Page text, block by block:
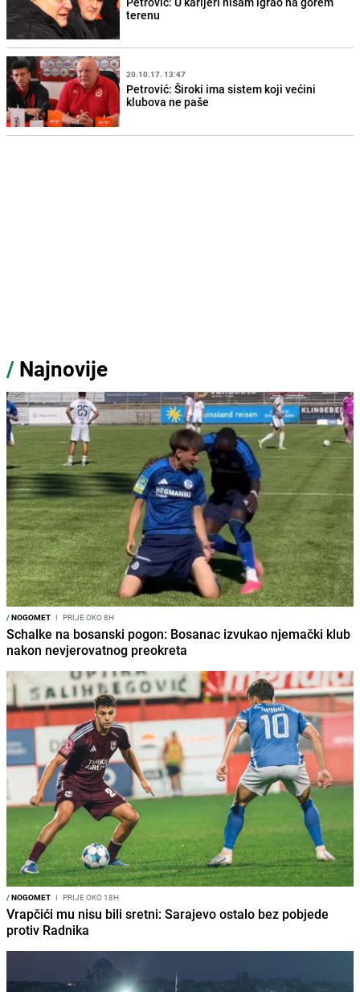
terenu
20.10.17. 13:47
Petrović: Široki ima sistem koji većini
klubova ne paše
/ Najnovije
/NOGOMET I PRIJE OKO 8H
Schalke na bosanski pogon: Bosanac izvukao njemački klub
nakon nevjerovatnog preokreta
/NOGOMET I PRIJE OKO 18H
Vrapčići mu nisu bili sretni: Sarajevo ostalo bez pobjede
protiv Radnika